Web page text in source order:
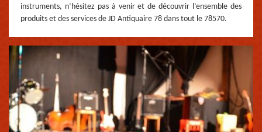
instruments, n’hésitez pas à venir et de découvrir l’ensemble des
produits et des services de JD Antiquaire 78 dans tout le 78570.